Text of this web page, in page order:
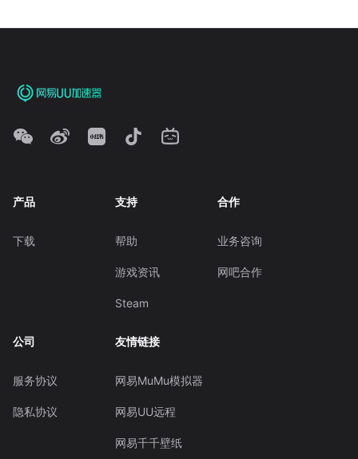
产品
下载
支持
帮助
游戏资讯
Steam
合作
业务咨询
网吧合作
公司
服务协议
隐私协议
友情链接
网易MuMu模拟器
网易UU远程
网易千千壁纸